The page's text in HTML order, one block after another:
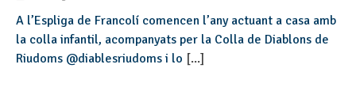
A l’Espliga de Francolí comencen l’any actuant a casa amb
la colla infantil, acompanyats per la Colla de Diablons de
Riudoms @diablesriudoms i lo [...]